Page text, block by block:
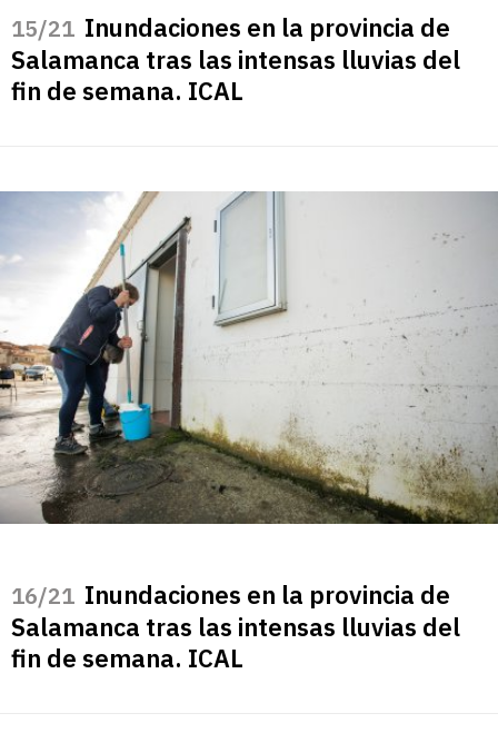
/21 Inundaciones en la provincia de
Salamanca tras las intensas lluvias del
fin de semana. ICAL
/21 Inundaciones en la provincia de
Salamanca tras las intensas lluvias del
fin de semana. ICAL